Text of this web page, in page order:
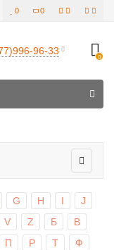
0
0
96-33
0
G H I
J
V Z Б
В
П Р Т
Ф